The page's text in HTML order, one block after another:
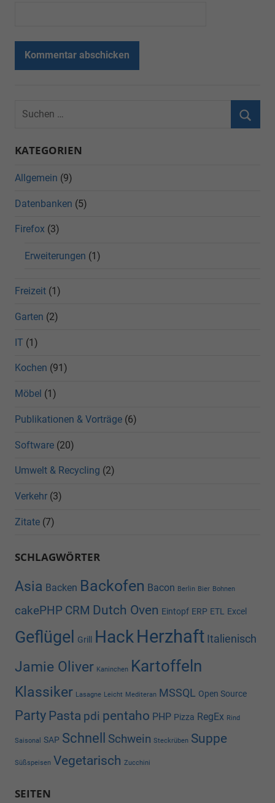
KATEGORIEN
Allgemein (9)
Datenbanken (5)
Firefox (3)
Erweiterungen (1)
Freizeit (1)
Garten (2)
IT (1)
Kochen (91)
Möbel (1)
Publikationen & Vorträge (6)
Software (20)
Umwelt & Recycling (2)
Verkehr (3)
Zitate (7)
SCHLAGWÖRTER
Asia Backen Backofen Bacon Berlin Bier Bohnen
cakePHP CRM Dutch Oven Eintopf ERP ETL Excel
Geflügel Grill HackHerzhaft Italienisch
Jamie Oliver Kaninchen Kartoffeln
Klassiker Lasagne Leicht Mediteran MSSQL Open Source
Party Pasta pdi pentaho PHP Pizza RegEx Rind
Saisonal SAP Schnell Schwein Steckrüben Suppe
Süßspeisen Vegetarisch Zucchini
SEITEN